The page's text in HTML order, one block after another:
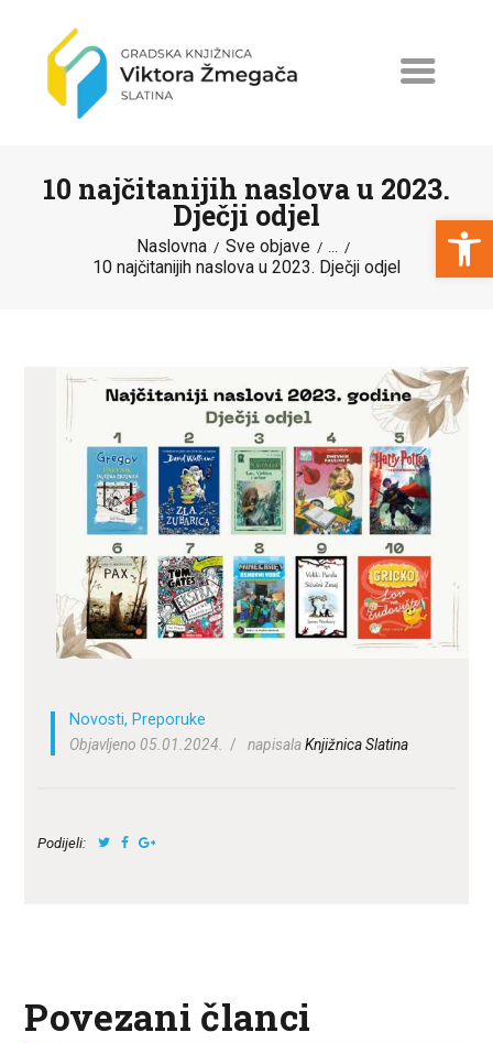
Open toolbar
10 najčitanijih naslova u 2023.
Dječji odjel
Naslovna Sve objave ...
10 najčitanijih naslova u 2023. Dječji odjel
NASLOVNA
PROGRAMI I PROJEKTI
KATALOG
O KNJIŽNICI
ZA KORISNIKE
ODJELI
DOKUMENTI
KONTAKT
Novosti, Preporuke
Objavljeno 05.01.2024.
napisalaKnjižnica Slatina
Podijeli:
Povezani članci